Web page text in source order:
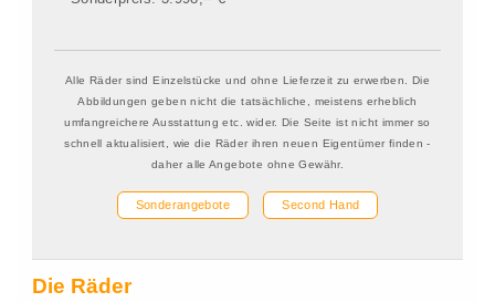
Alle Räder sind Einzelstücke und ohne Lieferzeit zu erwerben. Die
Abbildungen geben nicht die tatsächliche, meistens erheblich
umfangreichere Ausstattung etc. wider. Die Seite ist nicht immer so
schnell aktualisiert, wie die Räder ihren neuen Eigentümer finden -
daher alle Angebote ohne Gewähr.
Sonderangebote Second Hand
Die Räder